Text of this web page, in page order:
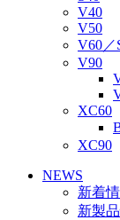
V40
V50
V60／
V90
XC60
XC90
NEWS
新着
新製